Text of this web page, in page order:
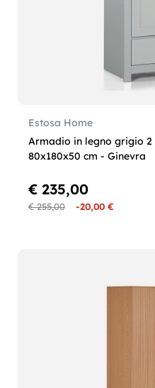
Estosa Home
Armadio in legno grigio 2
80x180x50 cm - Ginevra
€ 255,00 -20,00 €
€ 235,00